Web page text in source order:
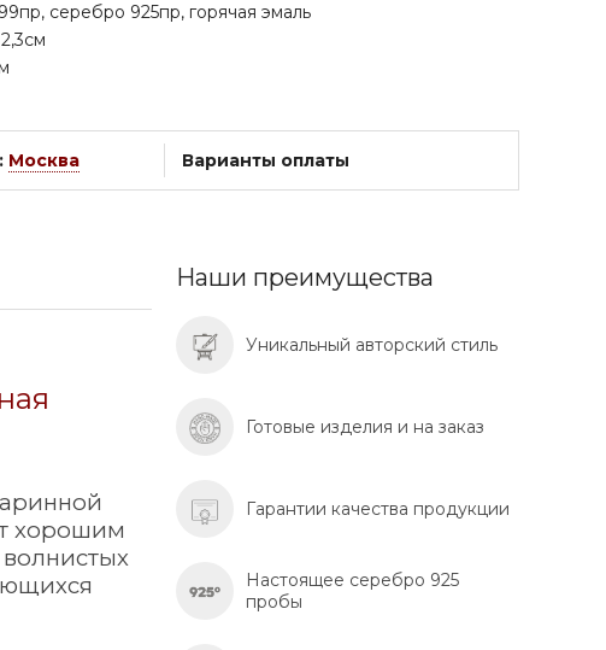
серебро 925пр, горячая эмаль
2,3см
Москва Варианты оплаты
хорошим
Наши преимущества
Уникальный авторский стиль
Готовые изделия и на заказ
Гарантии качества продукции
Настоящее серебро 925
пробы